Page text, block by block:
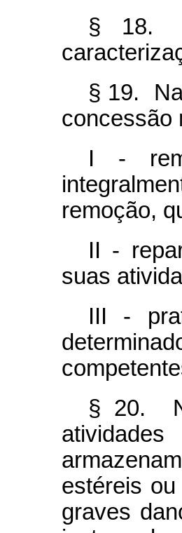
§ 18.
§ 19.
concessão
I -
remoção,
II -
suas
III -
§ 20.
estéreis
graves